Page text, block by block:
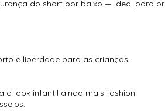
do short por baixo — ideal para
e liberdade para as crianças.
o look infantil ainda mais fashion.